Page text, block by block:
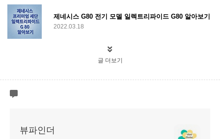
제네시스 G80 전기 모델 일렉트리파이드 G80 알아보기
2022.03.18
글 더보기
뷰파인더